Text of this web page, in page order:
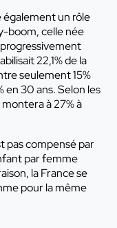
également un rôle
boom, celle née
22,1% de la
seulement 15%
en 30 ans. Selon les
à 27% à
pas compensé par
par femme
la France se
pour la même